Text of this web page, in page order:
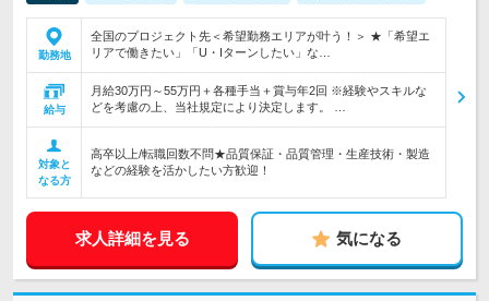
勤務地
全国のプロジェクト先＜希望勤務エリアが叶う！＞ ★「希望エ
リアで働きたい」「U・Iターンしたい」な…
給与
月給30万円～55万円＋各種手当＋賞与年2回 ※経験やスキルな
どを考慮の上、当社規定により決定します。 …
対象と
なる方
高卒以上/転職回数不問★品質保証・品質管理・生産技術・製造
などの経験を活かしたい方歓迎！
求人詳細を見る 気になる